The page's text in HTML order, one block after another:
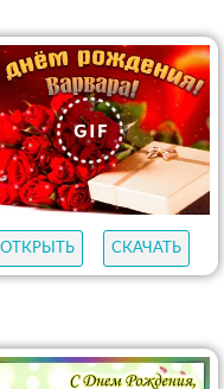
ОТКРЫТЬ СКАЧАТЬ